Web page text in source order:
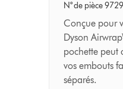
N° de pièce
Conçue pour
Dyson
pochette peut
vos embouts
séparés.